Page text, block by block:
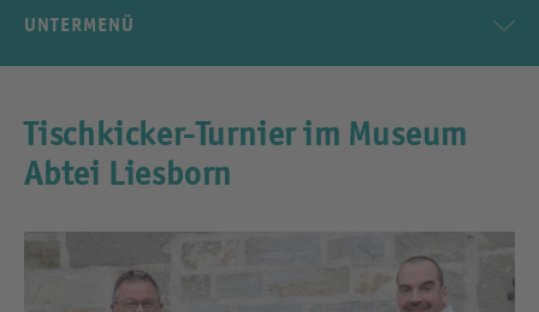
UNTERMENÜ
Tischkicker-Turnier im Museum
Abtei Liesborn